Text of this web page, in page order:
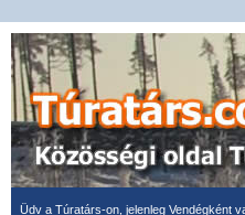
Üdv a Túratárs-on, jelenleg Vendégként